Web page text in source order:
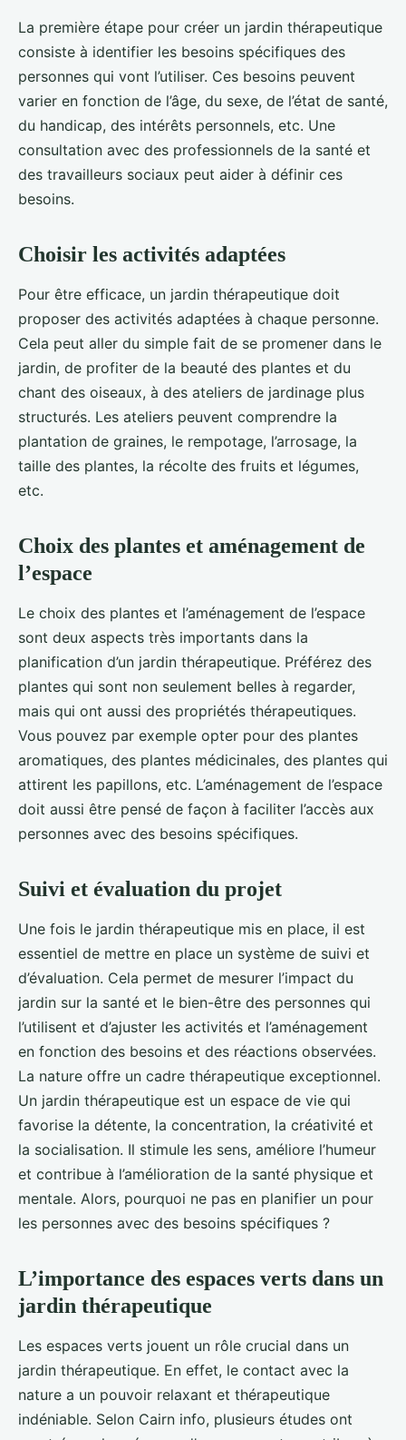
La première étape pour créer un jardin thérapeutique
consiste à identifier les besoins spécifiques des
personnes qui vont l’utiliser. Ces besoins peuvent
varier en fonction de l’âge, du sexe, de l’état de santé,
du handicap, des intérêts personnels, etc. Une
consultation avec des professionnels de la santé et
des travailleurs sociaux peut aider à définir ces
besoins.
Choisir les activités adaptées
Pour être efficace, un jardin thérapeutique doit
proposer des activités adaptées à chaque personne.
Cela peut aller du simple fait de se promener dans le
jardin, de profiter de la beauté des plantes et du
chant des oiseaux, à des ateliers de jardinage plus
structurés. Les ateliers peuvent comprendre la
plantation de graines, le rempotage, l’arrosage, la
taille des plantes, la récolte des fruits et légumes,
etc.
Choix des plantes et aménagement de
l’espace
Le choix des plantes et l’aménagement de l’espace
sont deux aspects très importants dans la
planification d’un jardin thérapeutique. Préférez des
plantes qui sont non seulement belles à regarder,
mais qui ont aussi des propriétés thérapeutiques.
Vous pouvez par exemple opter pour des plantes
aromatiques, des plantes médicinales, des plantes qui
attirent les papillons, etc. L’aménagement de l’espace
doit aussi être pensé de façon à faciliter l’accès aux
personnes avec des besoins spécifiques.
Suivi et évaluation du projet
Une fois le jardin thérapeutique mis en place, il est
essentiel de mettre en place un système de suivi et
d’évaluation. Cela permet de mesurer l’impact du
jardin sur la santé et le bien-être des personnes qui
l’utilisent et d’ajuster les activités et l’aménagement
en fonction des besoins et des réactions observées.
La nature offre un cadre thérapeutique exceptionnel.
Un jardin thérapeutique est un espace de vie qui
favorise la détente, la concentration, la créativité et
la socialisation. Il stimule les sens, améliore l’humeur
et contribue à l’amélioration de la santé physique et
mentale. Alors, pourquoi ne pas en planifier un pour
les personnes avec des besoins spécifiques ?
L’importance des espaces verts dans un
jardin thérapeutique
Les espaces verts jouent un rôle crucial dans un
jardin thérapeutique. En effet, le contact avec la
nature a un pouvoir relaxant et thérapeutique
indéniable. Selon Cairn info, plusieurs études ont